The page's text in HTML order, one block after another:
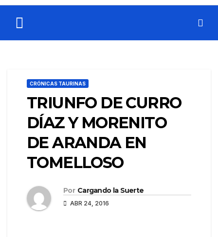
CRÓNICAS TAURINAS
TRIUNFO DE CURRO
DÍAZ Y MORENITO
DE ARANDA EN
TOMELLOSO
Por Cargando la Suerte
ABR 24, 2016